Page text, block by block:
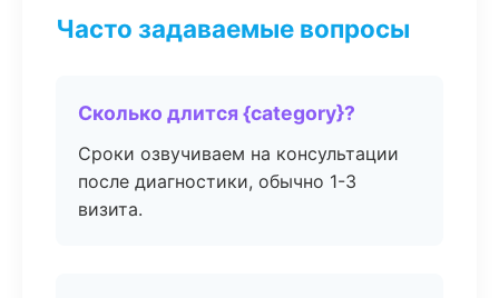
Часто задаваемые вопросы
Сколько длится {category}?
Сроки озвучиваем на консультации
после диагностики, обычно 1-3
визита.